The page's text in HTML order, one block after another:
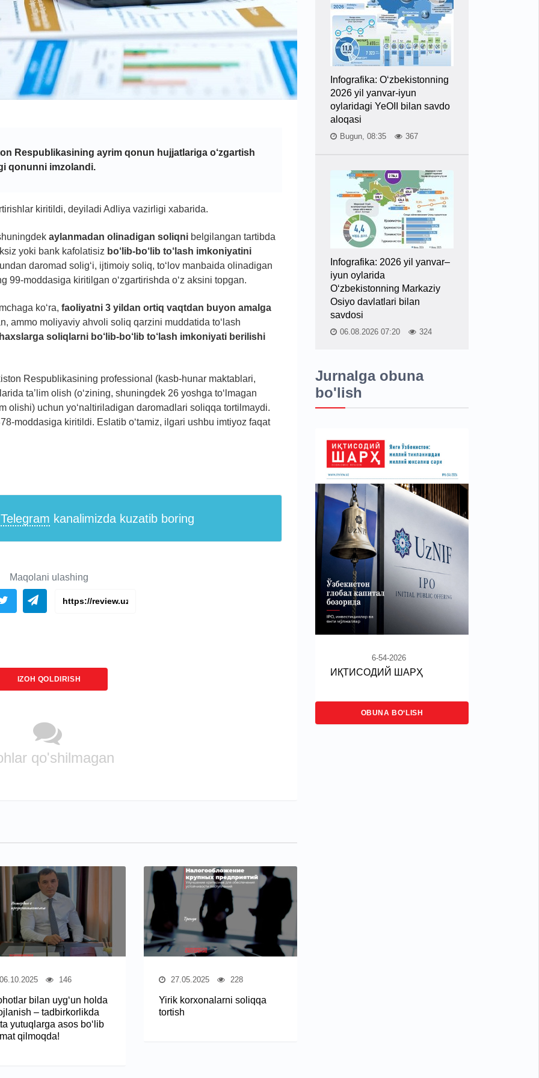
Respublikasining ayrim qonun hujjatlariga o‘zgartish
qonunni imzolandi.
kiritildi, deyiladi Adliya vazirligi xabarida.
aylanmadan olinadigan soliqni belgilangan tartibda
yoki bank kafolatisiz bo‘lib-bo‘lib to‘lash imkoniyatini
daromad solig‘i, ijtimoiy soliq, to‘lov manbaida olinadigan
99-moddasiga kiritilgan o‘zgartirishda o‘z aksini topgan.
ko‘ra, faoliyatni 3 yildan ortiq vaqtdan buyon amalga
ammo moliyaviy ahvoli soliq qarzini muddatida to‘lash
soliqlarni bo‘lib-bo‘lib to‘lash imkoniyati berilishi
Respublikasining professional (kasb-hunar maktablari,
ta’lim olish (o‘zining, shuningdek 26 yoshga to‘lmagan
olishi) uchun yo‘naltiriladigan daromadlari soliqqa tortilmaydi.
moddasiga kiritildi. Eslatib o‘tamiz, ilgari ushbu imtiyoz faqat
Telegram kanalimizda kuzatib boring
Maqolani ulashing
IZOH QOLDIRISH
qo'shilmagan
146
bilan uyg‘un holda
– tadbirkorlikda
yutuqlarga asos bo‘lib
qilmoqda!
27.05.2025 228
Yirik korxonalarni soliqqa
tortish
Infografika: O‘zbekistonning
2026 yil yanvar-iyun
oylaridagi YeOII bilan savdo
aloqasi
Bugun, 08:35 367
Infografika: 2026 yil yanvar–
iyun oylarida
O‘zbekistonning Markaziy
Osiyo davlatlari bilan
savdosi
06.08.2026 07:20 324
Jurnalga obuna
bo'lish
6-54-2026
ИҚТИСОДИЙ ШАРҲ
OBUNA BO‘LISH